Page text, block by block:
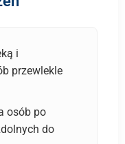
i
przewlekle
osób po
do